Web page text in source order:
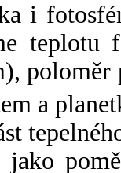
i
a
jako